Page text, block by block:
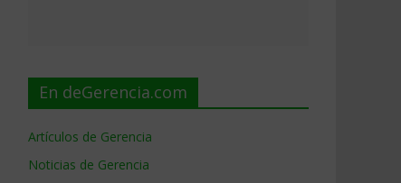
En deGerencia.com
Artículos de Gerencia
Noticias de Gerencia